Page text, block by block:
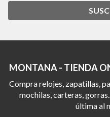
MONTANA - TIENDA
Compra relojes, zapatillas,
mochilas, carteras,
última al